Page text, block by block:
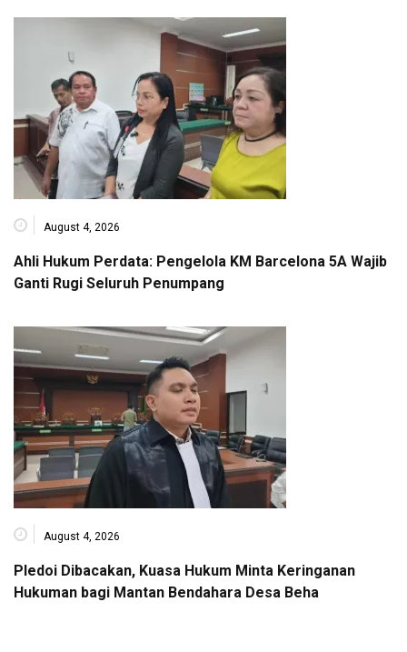
August 4, 2026
Ahli Hukum Perdata: Pengelola KM Barcelona 5A Wajib
Ganti Rugi Seluruh Penumpang
August 4, 2026
Pledoi Dibacakan, Kuasa Hukum Minta Keringanan
Hukuman bagi Mantan Bendahara Desa Beha